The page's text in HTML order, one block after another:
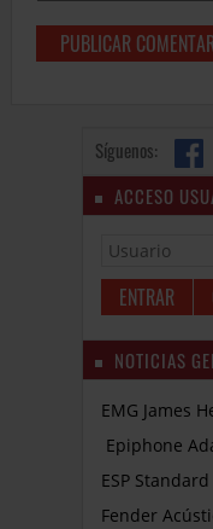
Síguenos:
ACCESO
NOTICIAS
EMG James
Epiphone
ESP
Fender